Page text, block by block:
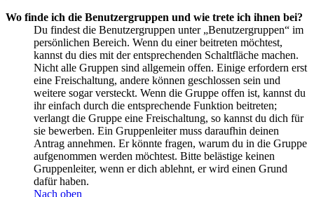
Wo finde ich die Benutzergruppen und wie trete ich ihnen bei?
Du findest die Benutzergruppen unter „Benutzergruppen“ im
persönlichen Bereich. Wenn du einer beitreten möchtest,
kannst du dies mit der entsprechenden Schaltfläche machen.
Nicht alle Gruppen sind allgemein offen. Einige erfordern erst
eine Freischaltung, andere können geschlossen sein und
weitere sogar versteckt. Wenn die Gruppe offen ist, kannst du
ihr einfach durch die entsprechende Funktion beitreten;
verlangt die Gruppe eine Freischaltung, so kannst du dich für
sie bewerben. Ein Gruppenleiter muss daraufhin deinen
Antrag annehmen. Er könnte fragen, warum du in die Gruppe
aufgenommen werden möchtest. Bitte belästige keinen
Gruppenleiter, wenn er dich ablehnt, er wird einen Grund
dafür haben.
Nach oben